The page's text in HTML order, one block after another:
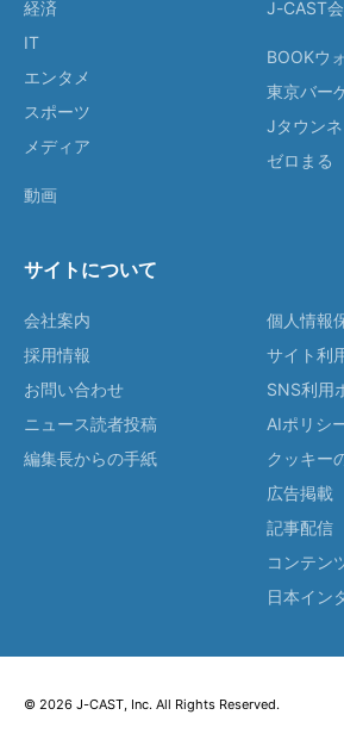
経済
IT
エンタメ
スポーツ
メディア
動画
J-CAST
BOOKウ
東京バー
Jタウンネ
ゼロまる
サイトについて
会社案内
採用情報
お問い合わせ
ニュース読者投稿
編集長からの手紙
個人情報
サイト利
SNS利用
AIポリシ
クッキー
広告掲載
記事配信
コンテン
日本イン
© 2026 J-CAST, Inc. All Rights Reserved.